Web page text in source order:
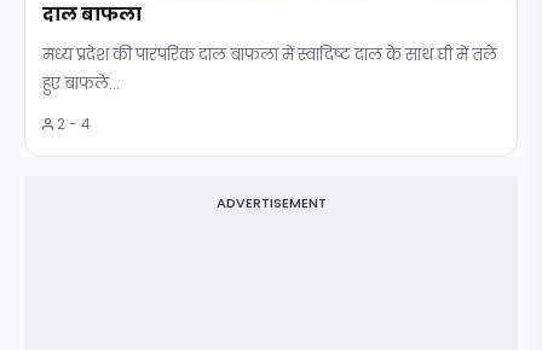
दाल बाफला
मध्य प्रदेश की पारंपरिक दाल बाफला में स्वादिष्ट दाल के साथ घी में तले
हुए बाफले...
2 - 4
ADVERTISEMENT